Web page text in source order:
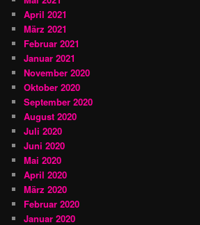
April 2021
März 2021
Februar 2021
Januar 2021
November 2020
Oktober 2020
September 2020
August 2020
Juli 2020
Juni 2020
Mai 2020
April 2020
März 2020
Februar 2020
Januar 2020